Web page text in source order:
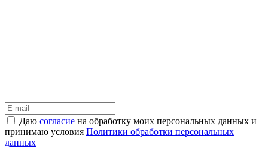
Даю согласие на обработку моих персональных данных и
принимаю условия Политики обработки персональных
данных